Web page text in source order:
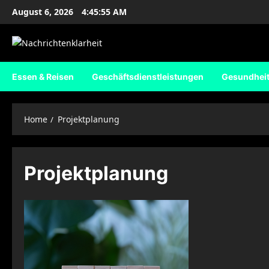
Skip
content
August 6, 2026 4:45:56 AM
Essen & Reisen Geschäftsdienstleistungen Gesundheit
Home Projektplanung
Projektplanung